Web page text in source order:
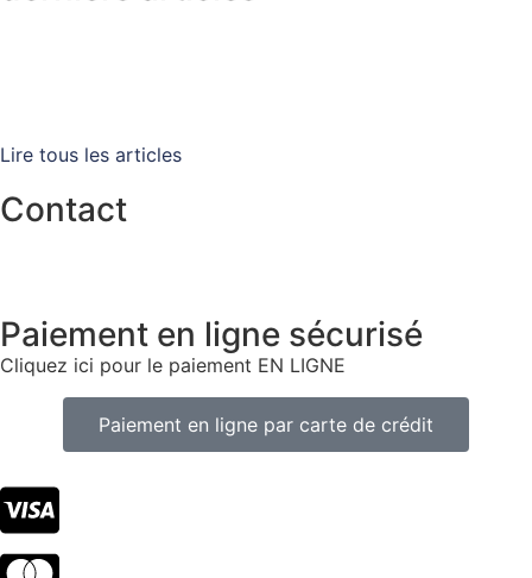
Lire tous les articles
Contact
Paiement en ligne sécurisé
Cliquez ici pour le paiement EN LIGNE
Paiement en ligne par carte de crédit